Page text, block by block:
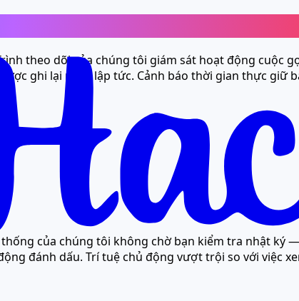
theo dõi của chúng tôi giám sát hoạt động cuộc
ghi lại ngay lập tức. Cảnh báo thời gian thực giữ
của chúng tôi không chờ bạn kiểm tra nhật ký
đánh dấu. Trí tuệ chủ động vượt trội so với việc